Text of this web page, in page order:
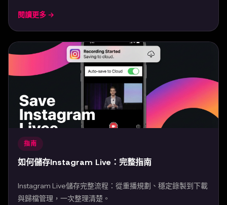
Mar 24, 2026
閱讀更多 →
指南
如何儲存Instagram Live：完整指南
Instagram Live儲存完整流程：從重播規劃、穩定錄製到下載
與歸檔管理，一次整理清楚。